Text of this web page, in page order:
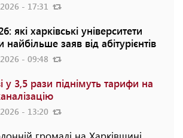
- 17:31
які харківські університети
заяв від абітурієнтів
- 09:48
у 3,5 рази піднімуть тарифи на
- 13:20